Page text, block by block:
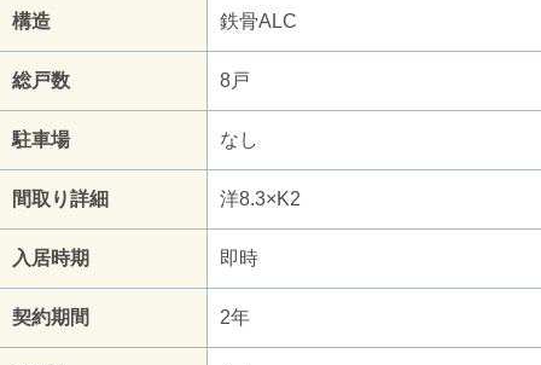
構造 鉄骨ALC
総戸数 8戸
駐車場 なし
間取り詳細 洋8.3×K2
入居時期 即時
契約期間 2年